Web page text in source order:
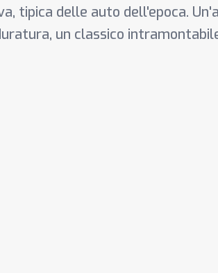
tipica delle auto dell'epoca.
un classico